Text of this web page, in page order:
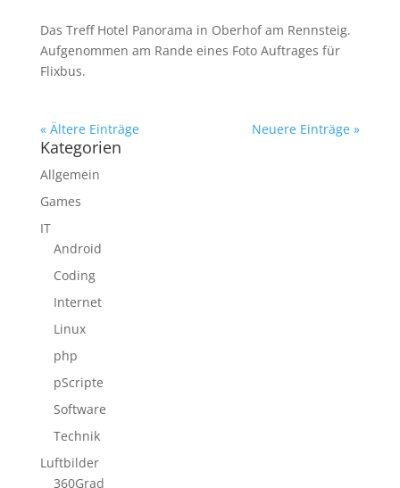
Das Treff Hotel Panorama in Oberhof am Rennsteig.
Aufgenommen am Rande eines Foto Auftrages für
Flixbus.
« Ältere Einträge Neuere Einträge »
Kategorien
Allgemein
Games
IT
Android
Coding
Internet
Linux
php
pScripte
Software
Technik
Luftbilder
360Grad